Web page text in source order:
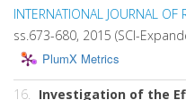
INTERNATIONAL JOURNAL OF
ss.673-680, 2015 (SCI-
PlumX Metrics
16. Investigation of the